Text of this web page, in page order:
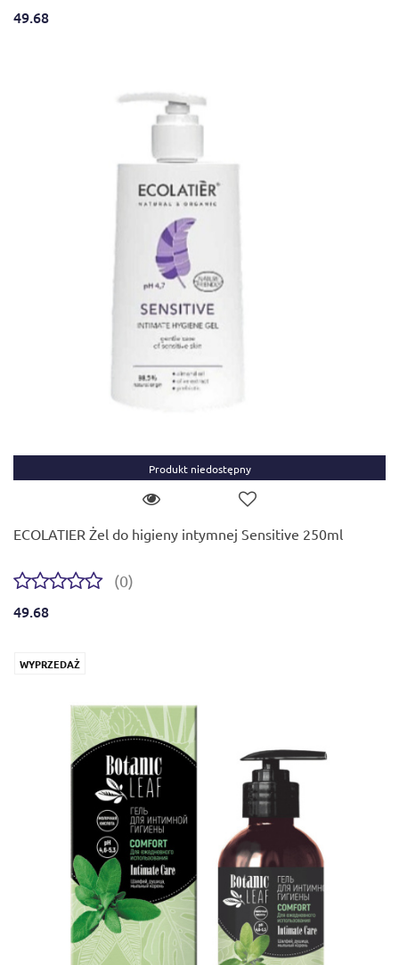
49.68
Produkt niedostępny
ECOLATIER Żel do higieny intymnej Sensitive 250ml
(0)
49.68
WYPRZEDAŻ